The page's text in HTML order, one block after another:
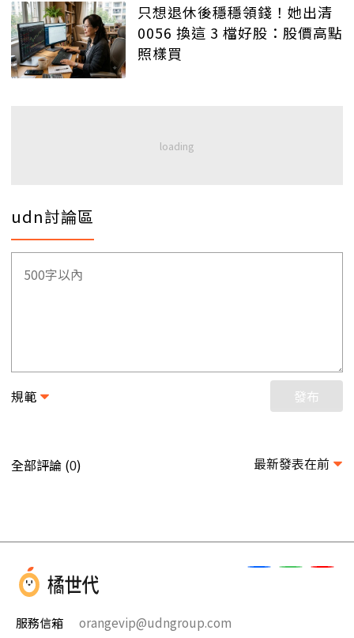
只想退休後穩穩領錢！她出清
0056 換這 3 檔好股：股價高點
照樣買
udn討論區
規範 發布
全部評論 (0) 最新發表在前
服務信箱 orangevip@udngroup.com